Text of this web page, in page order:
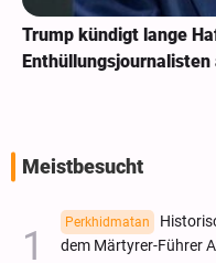
Trump kündigt lange
Enthüllungsjournalisten
Meistbesucht
Perkhidmatan
dem Märtyrer-Führer